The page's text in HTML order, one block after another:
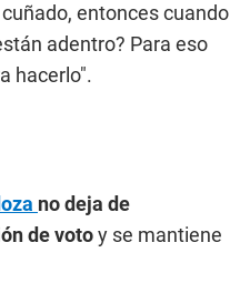
entonces cuando
adentro? Para eso
hacerlo".
no deja de
de votoy se mantiene